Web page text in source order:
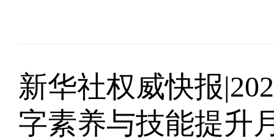
新华社权威快报
字素养与技能提升